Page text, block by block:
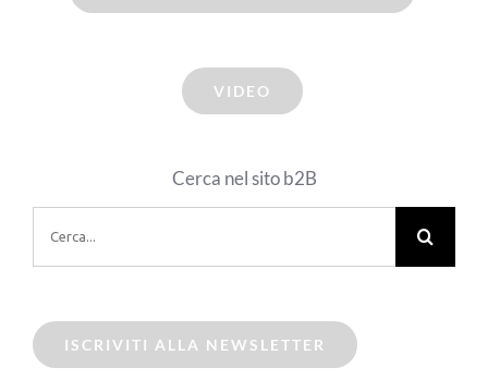
VIDEO
Cerca nel sito b2B
per:
ISCRIVITI ALLA NEWSLETTER